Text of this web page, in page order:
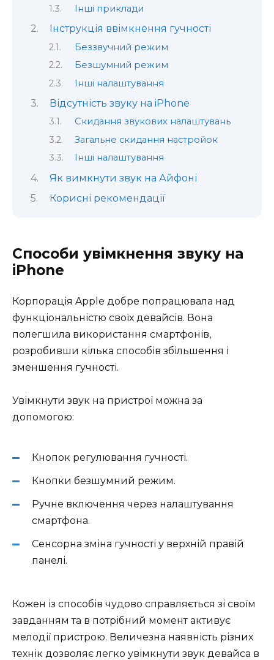
Інші приклади
Інструкція ввімкнення гучності
Беззвучний режим
Безшумний режим
Інші налаштування
Відсутність звуку на iPhone
Скидання звукових налаштувань
Загальне скидання настройок
Інші налаштування
Як вимкнути звук на Айфоні
Корисні рекомендації
Способи увімкнення звуку на
iPhone
Корпорація Apple добре попрацювала над
функціональністю своїх девайсів. Вона
полегшила використання смартфонів,
розробивши кілька способів збільшення і
зменшення гучності.
Увімкнути звук на пристрої можна за
допомогою:
Кнопок регулювання гучності.
Кнопки безшумний режим.
Ручне включення через налаштування
смартфона.
Сенсорна зміна гучності у верхній правій
панелі.
Кожен із способів чудово справляється зі своїм
завданням та в потрібний момент активує
мелодії пристрою. Величезна наявність різних
технік дозволяє легко увімкнути звук девайса в